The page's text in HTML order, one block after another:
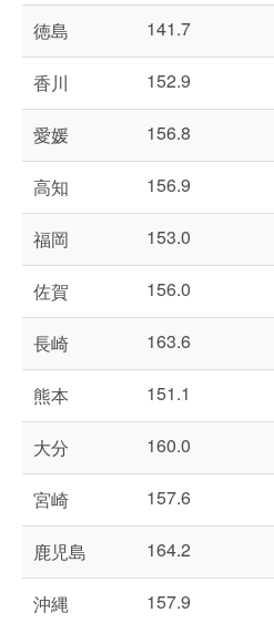
徳島 141.7
香川 152.9
愛媛 156.8
高知 156.9
福岡 153.0
佐賀 156.0
長崎 163.6
熊本 151.1
大分 160.0
宮崎 157.6
鹿児島 164.2
沖縄 157.9